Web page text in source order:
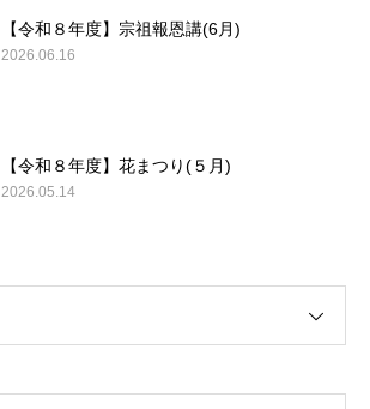
【令和８年度】宗祖報恩講(6月)
2026.06.16
【令和８年度】花まつり(５月)
2026.05.14